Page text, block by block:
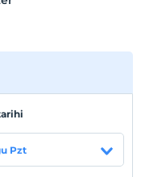
zengin bir
yer verilir. Çay ve
bir kadeh
Odalarda
makinesi vardır.
mevcuttur.
Pzt